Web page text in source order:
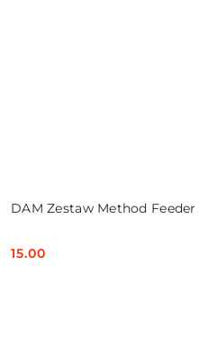
DAM Zestaw Method
Cena:
15.00